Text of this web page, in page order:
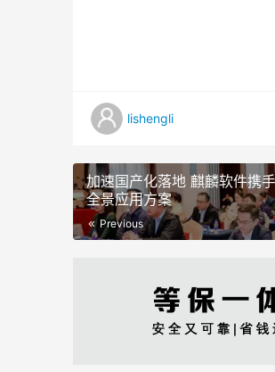
lishengli
加速国产化落地 麒麟软件携
全景应用方案
Previous